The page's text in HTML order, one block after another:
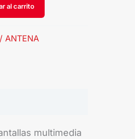
al carrito
ANTENA
multimedia